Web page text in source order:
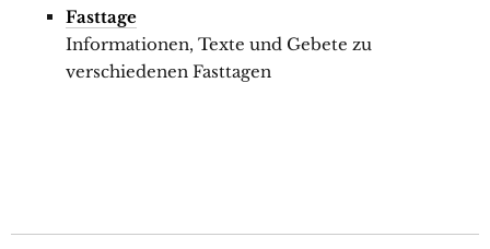
Fasttage
Informationen, Texte und Gebete zu
verschiedenen Fasttagen